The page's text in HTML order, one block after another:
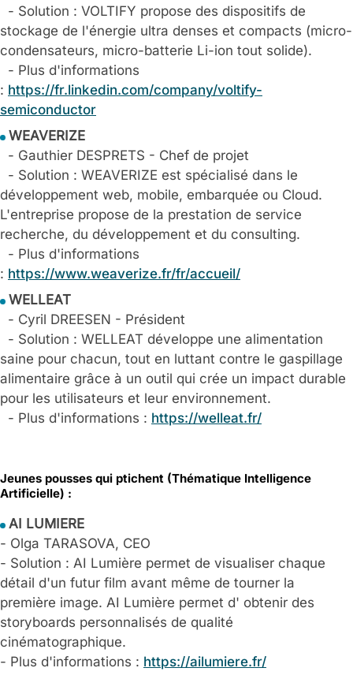
- Solution : VOLTIFY propose des dispositifs de
stockage de l'énergie ultra denses et compacts (micro-
condensateurs, micro-batterie Li-ion tout solide).
- Plus d'informations
: https://fr.linkedin.com/company/voltify-
semiconductor
WEAVERIZE
- Gauthier DESPRETS - Chef de projet
- Solution : WEAVERIZE est spécialisé dans le
développement web, mobile, embarquée ou Cloud.
L'entreprise propose de la prestation de service
recherche, du développement et du consulting.
- Plus d'informations
: https://www.weaverize.fr/fr/accueil/
WELLEAT
- Cyril DREESEN - Président
- Solution : WELLEAT développe une alimentation
saine pour chacun, tout en luttant contre le gaspillage
alimentaire grâce à un outil qui crée un impact durable
pour les utilisateurs et leur environnement.
- Plus d'informations : https://welleat.fr/
Jeunes pousses qui ptichent (Thématique Intelligence
Artificielle) :
AI LUMIERE
- Olga TARASOVA, CEO
- Solution : AI Lumière permet de visualiser chaque
détail d'un futur film avant même de tourner la
première image. AI Lumière permet d' obtenir des
storyboards personnalisés de qualité
cinématographique.
- Plus d'informations : https://ailumiere.fr/